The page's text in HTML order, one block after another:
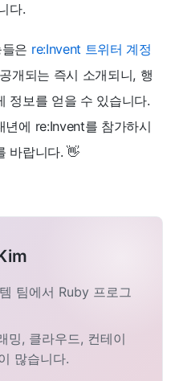
다.
은 re:Invent 트위터 계정
개되는 즉시 소개되니, 행
정보를 얻을 수 있습니다.
에 re:Invent를 참가하시
바랍니다. 👋
팀에서 Ruby 프로그
밍, 클라우드, 컨테이
많습니다.